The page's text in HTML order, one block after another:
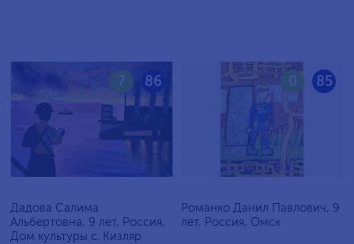
86
7
Дадова Салима
Альбертовна, 9 лет, Россия,
Дом культуры с. Кизляр
85
0
Романко Данил Павлович, 9
лет, Россия, Омск